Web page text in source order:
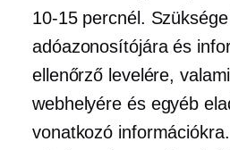
10-15 percnél.
adóazonosítójára és
ellenőrző levelére,
webhelyére és egyéb
vonatkozó információkra.